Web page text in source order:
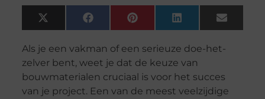
X
(Twitter)
FacebookPinterest LinkedIn Email
Als je een vakman of een serieuze doe-het-
zelver bent, weet je dat de keuze van
bouwmaterialen cruciaal is voor het succes
van je project. Een van de meest veelzijdige